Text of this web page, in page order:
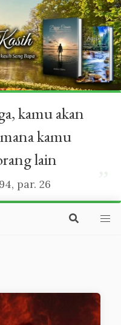
kamu akan
kamu
lain
par. 26